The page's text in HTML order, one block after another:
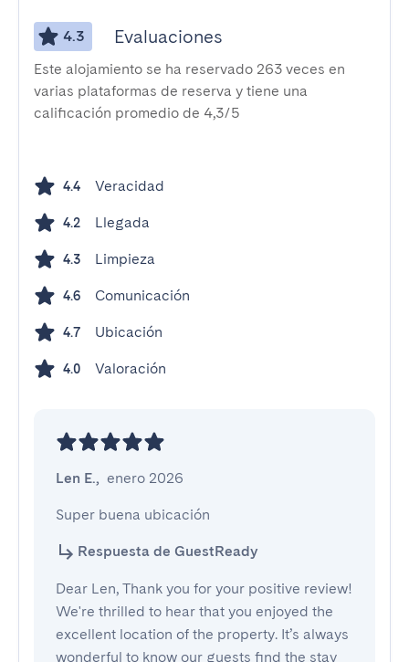
4.3 Evaluaciones
Este alojamiento se ha reservado 263 veces en
varias plataformas de reserva y tiene una
calificación promedio de 4,3/5
4.4 Veracidad
4.2 Llegada
4.3 Limpieza
4.6 Comunicación
4.7 Ubicación
4.0 Valoración
Len E., enero 2026
Super buena ubicación
Respuesta de GuestReady
Dear Len, Thank you for your positive review!
We're thrilled to hear that you enjoyed the
excellent location of the property. It’s always
wonderful to know our guests find the stay